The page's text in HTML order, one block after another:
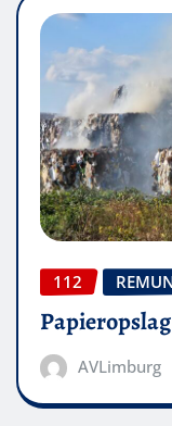
112
AVLimburg